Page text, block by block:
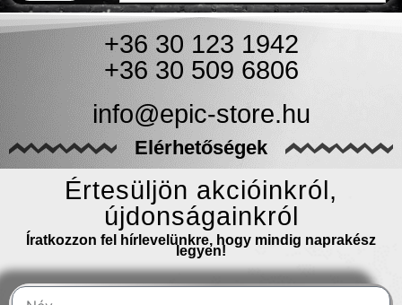
+36 30 123 1942
+36 30 509 6806
info@epic-store.hu
Elérhetőségek
Értesüljön akcióinkról,
újdonságainkról
Íratkozzon fel hírlevelünkre, hogy mindig naprakész
legyen!